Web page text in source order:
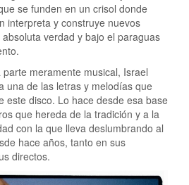
se funden en un crisol donde
interpreta y construye nuevos
verdad y bajo el paraguas
meramente musical, Israel
una de las letras y melodías que
este disco. Lo hace desde esa base
que hereda de la tradición y a la
con la que lleva deslumbrando al
hace años, tanto en sus
directos.